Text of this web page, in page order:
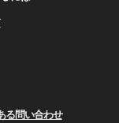
る問い合わせ